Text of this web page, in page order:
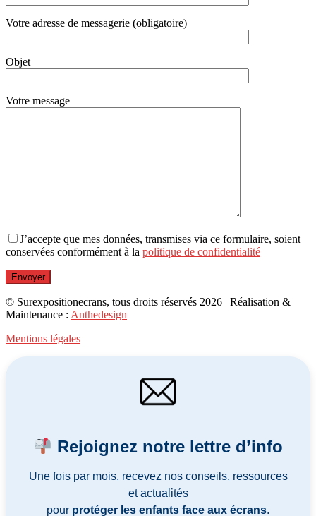
Votre adresse de messagerie (obligatoire)
Objet
Votre message
J’accepte que mes données, transmises via ce formulaire, soient
conservées conformément à la politique de confidentialité
© Surexpositionecrans, tous droits réservés 2026 | Réalisation &
Maintenance : Anthedesign
Mentions légales
Rejoignez notre lettre d’info
Une fois par mois, recevez nos conseils, ressources
et actualités
pour protéger les enfants face aux écrans.